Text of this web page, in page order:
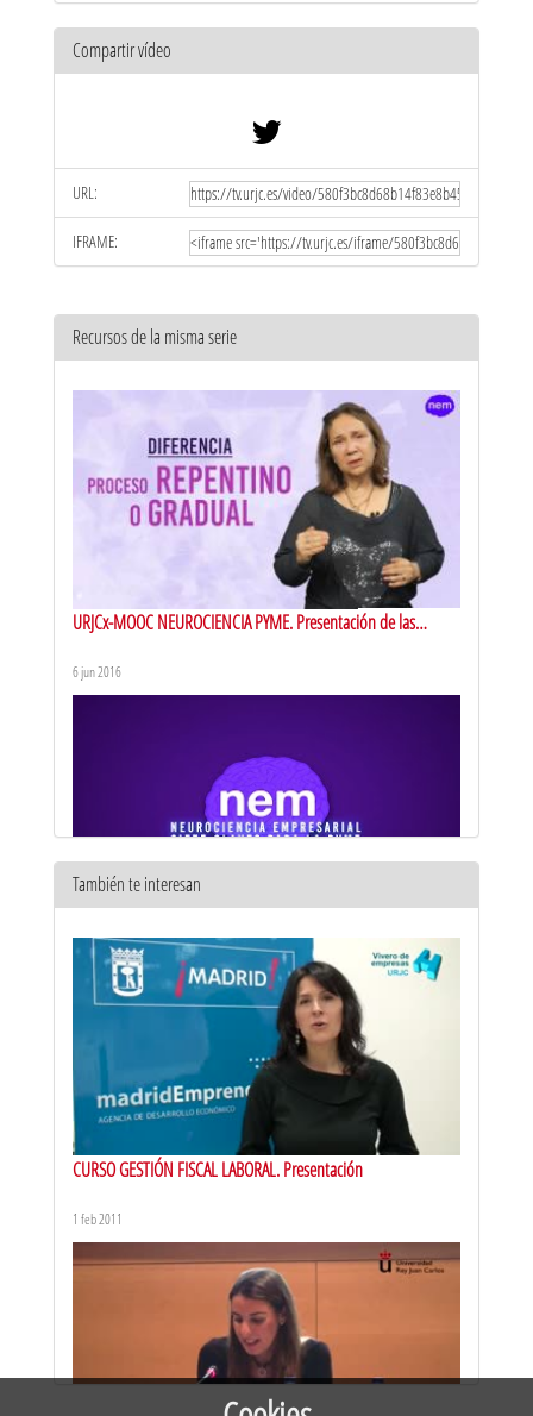
Compartir vídeo
URL:
IFRAME:
Recursos de la misma serie
URJCx-MOOC NEUROCIENCIA PYME. Presentación de las
6 jun 2016
Neurociencia empresarial
6 may 2016
URJCx-MOOC NEUROCIENCIA PYME. Presentación del curso
También te interesan
CURSO GESTIÓN FISCAL LABORAL. Presentación
1 feb 2011